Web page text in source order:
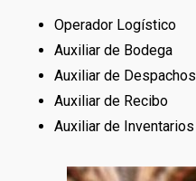
Operador Logístico
Auxiliar de Bodega
Auxiliar de Despachos
Auxiliar de Recibo
Auxiliar de Inventarios